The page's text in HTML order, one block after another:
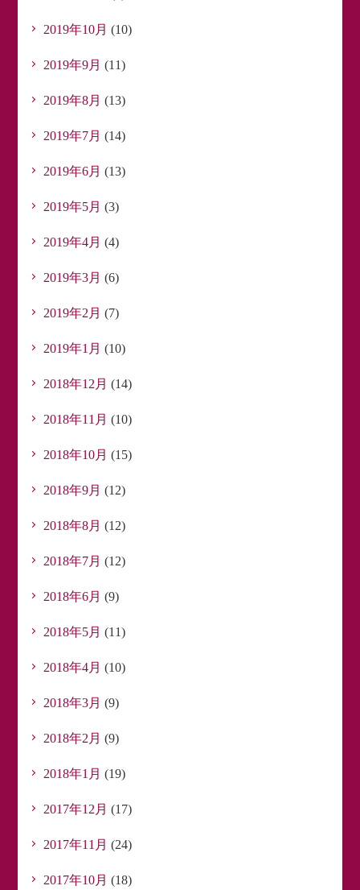
2019年10月 (10)
2019年9月 (11)
2019年8月 (13)
2019年7月 (14)
2019年6月 (13)
2019年5月 (3)
2019年4月 (4)
2019年3月 (6)
2019年2月 (7)
2019年1月 (10)
2018年12月 (14)
2018年11月 (10)
2018年10月 (15)
2018年9月 (12)
2018年8月 (12)
2018年7月 (12)
2018年6月 (9)
2018年5月 (11)
2018年4月 (10)
2018年3月 (9)
2018年2月 (9)
2018年1月 (19)
2017年12月 (17)
2017年11月 (24)
2017年10月 (18)